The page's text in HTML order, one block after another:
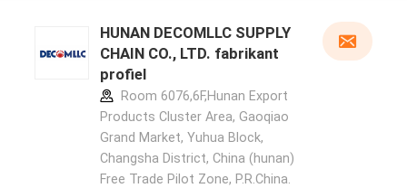
HUNAN DECOMLLC SUPPLY
CHAIN CO., LTD. fabrikant
profiel
Room 6076,6F,Hunan Export
Products Cluster Area, Gaoqiao
Grand Market, Yuhua Block,
Changsha District, China (hunan)
Free Trade Pilot Zone, P.R.China.